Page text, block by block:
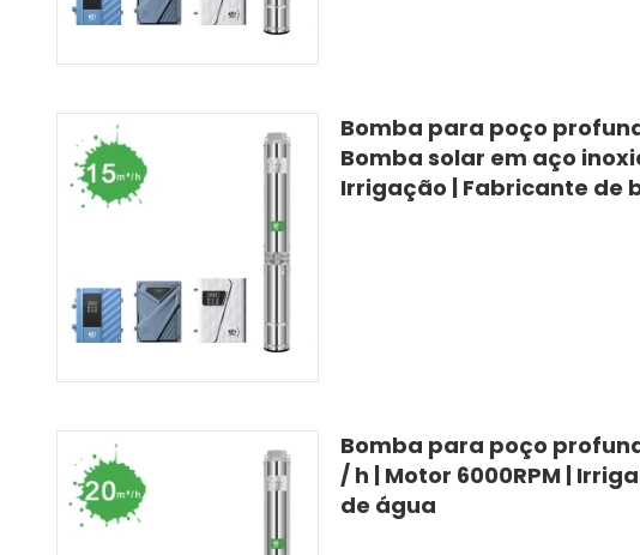
Bomba para poço
Bomba solar em aço
Irrigação | Fabricante de
Bomba para poço
/ h | Motor 6000RPM |
de água